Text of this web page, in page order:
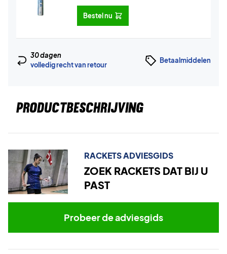
Bestel nu
30 dagen
volledig recht van retour
Betaalmiddelen
PRODUCTBESCHRIJVING
RACKETS ADVIESGIDS
ZOEK RACKETS DAT BIJ U
PAST
Probeer de adviesgids